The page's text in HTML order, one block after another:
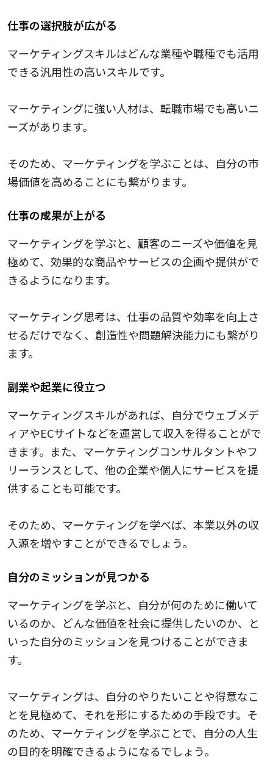
仕事の選択肢が広がる
マーケティングスキルはどんな業種や職種でも活用
できる汎用性の高いスキルです。
マーケティングに強い人材は、転職市場でも高いニ
ーズがあります。
そのため、マーケティングを学ぶことは、自分の市
場価値を高めることにも繋がります。
仕事の成果が上がる
マーケティングを学ぶと、顧客のニーズや価値を見
極めて、効果的な商品やサービスの企画や提供がで
きるようになります。
マーケティング思考は、仕事の品質や効率を向上さ
せるだけでなく、創造性や問題解決能力にも繋がり
ます。
副業や起業に役立つ
マーケティングスキルがあれば、自分でウェブメデ
ィアやECサイトなどを運営して収入を得ることがで
きます。また、マーケティングコンサルタントやフ
リーランスとして、他の企業や個人にサービスを提
供することも可能です。
そのため、マーケティングを学べば、本業以外の収
入源を増やすことができるでしょう。
自分のミッションが見つかる
マーケティングを学ぶと、自分が何のために働いて
いるのか、どんな価値を社会に提供したいのか、と
いった自分のミッションを見つけることができま
す。
マーケティングは、自分のやりたいことや得意なこ
とを見極めて、それを形にするための手段です。そ
のため、マーケティングを学ぶことで、自分の人生
の目的を明確できるようになるでしょう。